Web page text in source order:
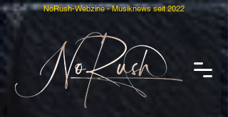
NoRush-Webzine - Musiknews seit 2022